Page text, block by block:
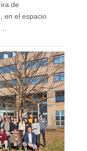
de
en el espacio